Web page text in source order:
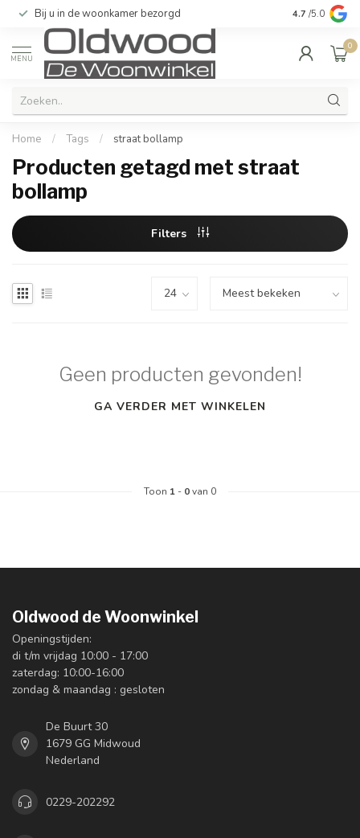
Bij u in de woonkamer bezorgd Kwaliteit &
4.7 /5.0
MENU
0
Home / Tags / straat bollamp
Producten getagd met straat
bollamp
Filters
Geen producten gevonden!
GA VERDER MET WINKELEN
Toon 1 - 0van 0
Oldwood de Woonwinkel
Openingstijden:
di t/m vrijdag 10:00 - 17:00
zaterdag: 10:00-16:00
zondag & maandag : gesloten
De Buurt 30
1679 GG Midwoud
Nederland
0229-202292